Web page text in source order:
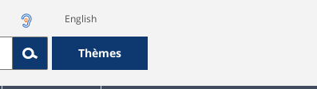
English
Thèmes